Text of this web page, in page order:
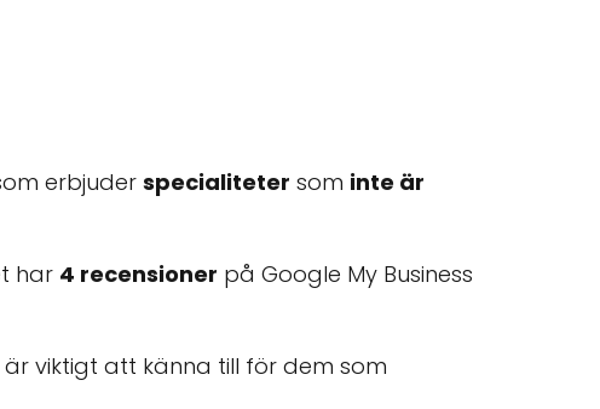
erbjuder specialiteter som inte är
har 4 recensioner på Google My Business
är viktigt att känna till för dem som